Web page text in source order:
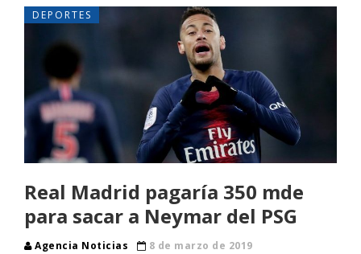
DEPORTES
Real Madrid pagaría 350 mde
para sacar a Neymar del PSG
Agencia Noticias
8 de marzo de 2019